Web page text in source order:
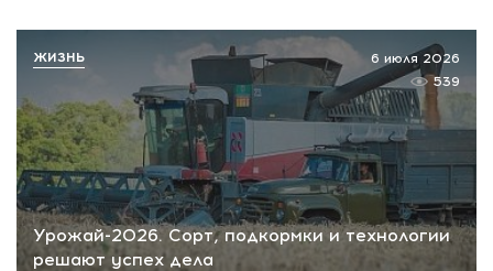
Урожай-2026. Сорт, подкормки и технологии
решают успех дела
6 июля 2026
539
ЖИЗНЬ